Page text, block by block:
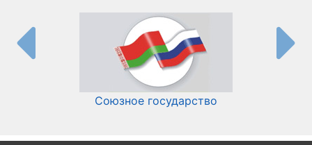
Союзное государство